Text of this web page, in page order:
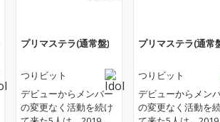
プリマステラ(通常盤)
つりビット
デビューからメンバー
の変更なく活動を続け
プリマステラ(通常
つりビット
デビューからメン
の変更なく活動を